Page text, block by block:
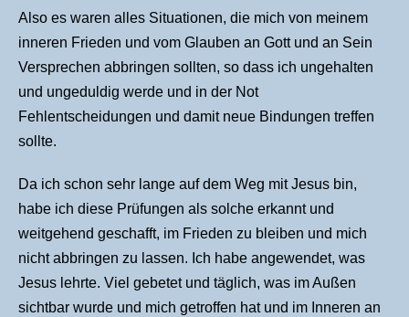
Also es waren alles Situationen, die mich von meinem
inneren Frieden und vom Glauben an Gott und an Sein
Versprechen abbringen sollten, so dass ich ungehalten
und ungeduldig werde und in der Not
Fehlentscheidungen und damit neue Bindungen treffen
sollte.
Da ich schon sehr lange auf dem Weg mit Jesus bin,
habe ich diese Prüfungen als solche erkannt und
weitgehend geschafft, im Frieden zu bleiben und mich
nicht abbringen zu lassen. Ich habe angewendet, was
Jesus lehrte. Viel gebetet und täglich, was im Außen
sichtbar wurde und mich getroffen hat und im Inneren an